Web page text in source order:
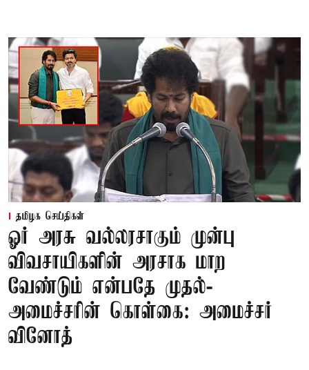
தமிழக செய்திகள்
ஓர் அரசு வல்லரசாகும் முன்பு
விவசாயிகளின் அரசாக மாற
வேண்டும் என்பதே முதல்-
அமைச்சரின் கொள்கை: அமைச்சர்
வினோத்